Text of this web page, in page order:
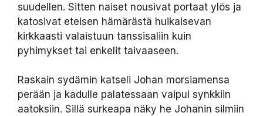
suudellen. Sitten naiset nousivat portaat ylös ja
katosivat eteisen hämärästä huikaisevan
kirkkaasti valaistuun tanssisaliin kuin
pyhimykset tai enkelit taivaaseen.
Raskain sydämin katseli Johan morsiamensa
perään ja kadulle palatessaan vaipui synkkiin
aatoksiin. Sillä surkeapa näky he Johanin silmiin